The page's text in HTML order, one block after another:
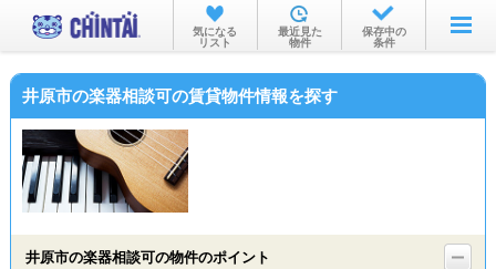
お部屋を探す
沿線・駅から
物件特集から
気になる
リスト
最近見た
物件
保存中の
条件
井原市の楽器相談可の賃貸物件情報を探す
井原市の楽器相談可の物件のポイント